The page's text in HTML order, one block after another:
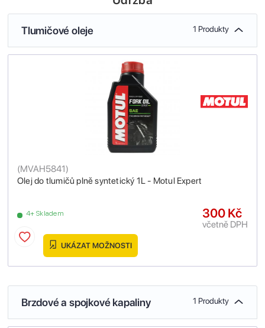
Tlumičové oleje 1 Produkty
Olej do tlumičů plně syntetický 1L - Motul Expert
(MVAH5841)
4+ Skladem 300 Kč
včetně DPH
UKÁZAT MOŽNOSTI
Brzdové a spojkové kapaliny 1 Produkty